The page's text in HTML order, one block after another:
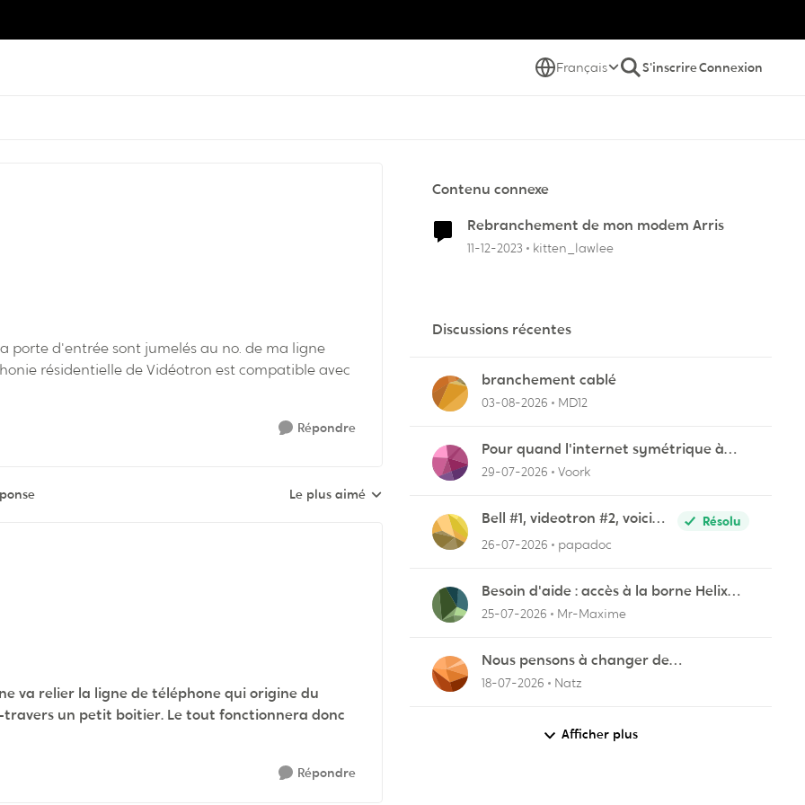
Français S'inscrireConnexion
porte d'entrée sont jumelés au no. de ma ligne
résidentielle de Vidéotron est compatible avec
Répondre
Réponses triées par
Le plus aimé
va relier la ligne de téléphone qui origine du
un petit boitier. Le tout fonctionnera donc
Répondre
Contenu connexe
Rebranchement de mon modem Arris
11-12-2023 kitten_lawlee
Discussions récentes
branchement cablé
03-08-2026 MD12
Pour quand l'internet symétrique à
Lévis?
29-07-2026 Voork
Bell #1, videotron #2, voici
pourquoi
Résolu
26-07-2026
papadoc
Besoin d'aide : accès à la borne Helix
pour vérifier l'UPnP NAT Black Ops 2
25-07-2026 Mr-Maxime
Nous pensons à changer de
fournisseurs…
18-07-2026 Natz
Afficher plus